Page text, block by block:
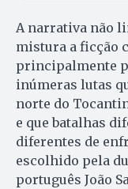
A narrativa não
mistura a ficção
principalmente
inúmeras lutas
norte do
e que batalhas
diferentes de
escolhido pela
português João